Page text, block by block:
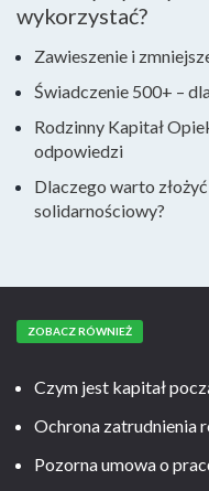
wykorzystać?
Zawieszenie i
Świadczenie 500+ –
Rodzinny Kapitał
odpowiedzi
Dlaczego warto
solidarnościowy?
ZOBACZ RÓWNIEŻ
Czym jest kapitał
Ochrona zatrudnienia
Pozorna umowa o